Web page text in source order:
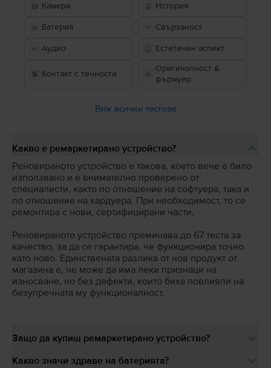
Камери История
Батерия Свързаност
Аудио Естетичен аспект
Контакт с течности
Оригиналност &
фърмуер
Виж всички тестове
Какво е ремаркетирано устройство?
Реновираното устройство е такова, което вече е било
използвано и е внимателно проверено от
специалисти, както по отношение на софтуера, така и
по отношение на хардуера. При необходимост, то се
ремонтира с нови, сертифицирани части.
Реновираното устройство преминава до 67 теста за
качество, за да се гарантира, че функционира точно
като ново. Единствената разлика от нов продукт от
магазина е, че може да има леки признаци на
износване, но без дефекти, които биха повлияли на
безупречната му функционалност.
Защо да купиш ремаркетирано устройство?
Какво значи здраве на батерията?